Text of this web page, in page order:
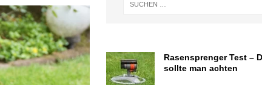
Rasensprenger Test –
sollte man achten